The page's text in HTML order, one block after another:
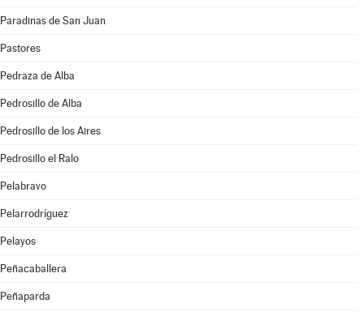
Paradinas de San Juan
Pastores
Pedraza de Alba
Pedrosillo de Alba
Pedrosillo de los Aires
Pedrosillo el Ralo
Pelabravo
Pelarrodríguez
Pelayos
Peñacaballera
Peñaparda